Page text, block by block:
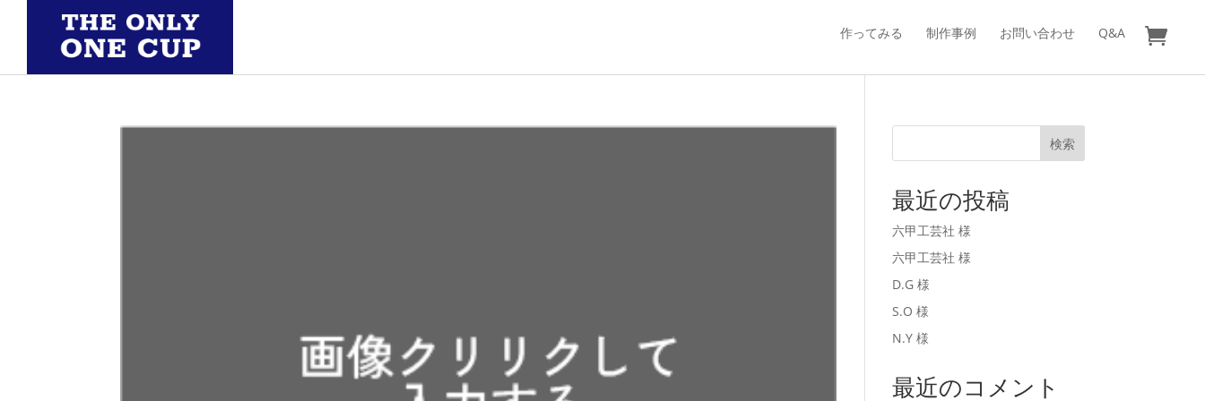
作ってみる 制作事例 お問い合わせ Q&A
検索
最近の投稿
六甲工芸社 様
六甲工芸社 様
D.G 様
S.O 様
N.Y 様
最近のコメント